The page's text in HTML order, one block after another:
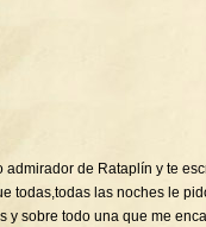
admirador de Rataplín y te
todas,todas las noches le
y sobre todo una que me